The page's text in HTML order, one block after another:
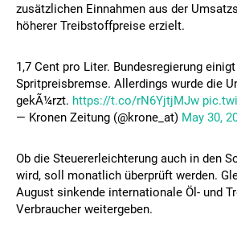
zusätzlichen Einnahmen aus der
höherer Treibstoffpreise erzielt.
1,7 Cent pro Liter. Bundesregierung
Spritpreisbremse. Allerdings wurde die
gekÃ¼rzt. https://t.co/rN6YjtjMJw
— Kronen Zeitung (@krone_at) May 30,
Ob die Steuererleichterung auch in den
wird, soll monatlich überprüft werden.
August sinkende internationale Öl- und
Verbraucher weitergeben.